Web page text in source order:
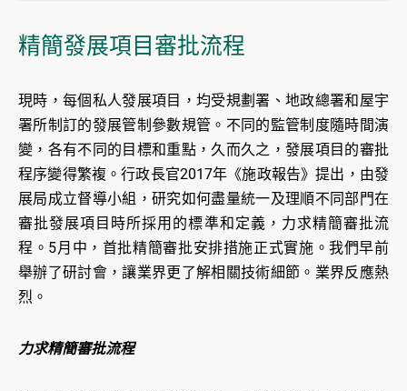
精簡發展項目審批流程
現時，每個私人發展項目，均受規劃署、地政總署和屋宇
署所制訂的發展管制參數規管。不同的監管制度隨時間演
變，各有不同的目標和重點，久而久之，發展項目的審批
程序變得繁複。行政長官2017年《施政報告》提出，由發
展局成立督導小組，研究如何盡量統一及理順不同部門在
審批發展項目時所採用的標準和定義，力求精簡審批流
程。5月中，首批精簡審批安排措施正式實施。我們早前
舉辦了研討會，讓業界更了解相關技術細節。業界反應熱
烈。
力求精簡審批流程